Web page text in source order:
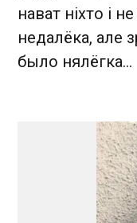
нават ніхто і
недалёка, але
было нялёгка…